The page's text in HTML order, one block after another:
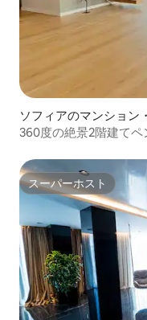
ソフィアのマンション
360度の絶景2階建て
スーパーホスト
スーパーホスト